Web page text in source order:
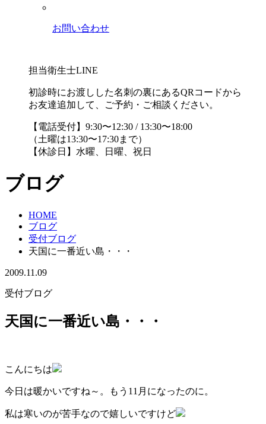
お問い合わせ
担当衛生士LINE
初診時にお渡しした名刺の裏にあるQRコードから
お友達追加して、ご予約・ご相談ください。
【電話受付】9:30〜12:30 / 13:30〜18:00
（土曜は13:30〜17:30まで）
【休診日】水曜、日曜、祝日
ブログ
HOME
ブログ
受付ブログ
天国に一番近い島・・・
2009.11.09
受付ブログ
天国に一番近い島・・・
こんにちは
今日は暖かいですね～。もう11月になったのに。
私は寒いのが苦手なので嬉しいですけど